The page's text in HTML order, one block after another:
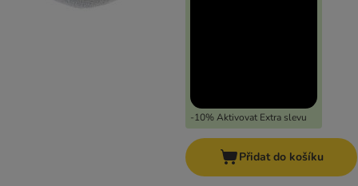
-10% Aktivovat Extra slevu
Přidat do košíku